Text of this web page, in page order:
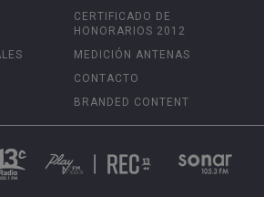
CERTIFICADO DE
HONORARIOS 2012
MEDICIÓN ANTENAS
CONTACTO
BRANDED CONTENT